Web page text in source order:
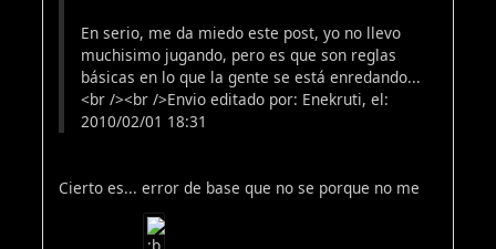
En serio, me da miedo este post, yo no llevo
muchisimo jugando, pero es que son reglas
básicas en lo que la gente se está enredando...
<br /><br />Envio editado por: Enekruti, el:
2010/02/01 18:31
Cierto es... error de base que no se porque no me